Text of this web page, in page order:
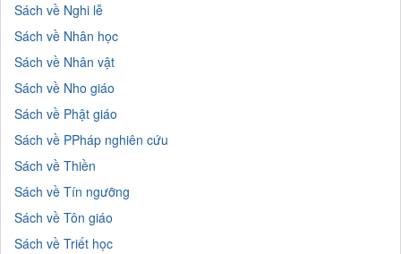
Sách về Nghi lễ
Sách về Nhân học
Sách về Nhân vật
Sách về Nho giáo
Sách về Phật giáo
Sách về PPháp nghiên cứu
Sách về Thiền
Sách về Tín ngưỡng
Sách về Tôn giáo
Sách về Triết học